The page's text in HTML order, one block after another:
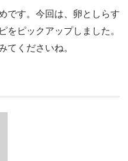
です。今回は、卵としらす
ピックアップしました。
くださいね。